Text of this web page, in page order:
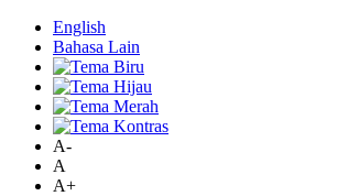
English
Bahasa Lain
A-
A
A+